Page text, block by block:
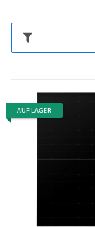
AUF LAGER